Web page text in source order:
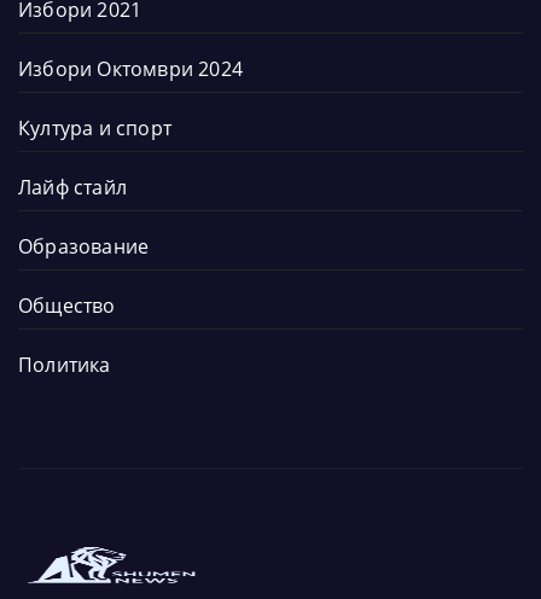
Избори 2021
Избори Октомври 2024
Култура и спорт
Лайф стайл
Образование
Общество
Политика